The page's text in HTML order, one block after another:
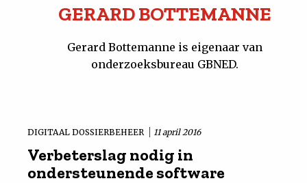
Vaktechniek
Achtergrond
GERARD BOTTEMANNE
Gerard Bottemanne is eigenaar van
onderzoeksbureau GBNED.
DIGITAAL DOSSIERBEHEER 11 april 2016
Verbeterslag nodig in
ondersteunende software